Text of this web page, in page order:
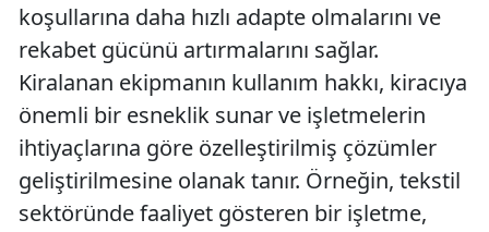
koşullarına daha hızlı adapte olmalarını ve
rekabet gücünü artırmalarını sağlar.
Kiralanan ekipmanın kullanım hakkı, kiracıya
önemli bir esneklik sunar ve işletmelerin
ihtiyaçlarına göre özelleştirilmiş çözümler
geliştirilmesine olanak tanır. Örneğin, tekstil
sektöründe faaliyet gösteren bir işletme,